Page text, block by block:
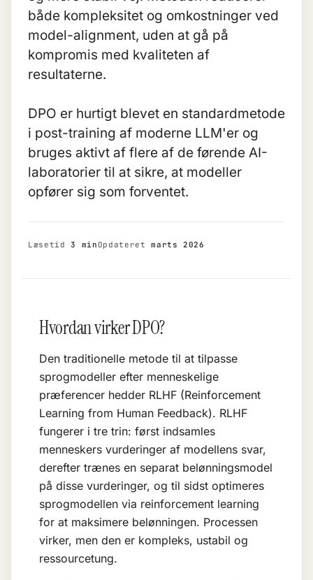
både kompleksitet og omkostninger ved
model-alignment, uden at gå på
kompromis med kvaliteten af
resultaterne.
DPO er hurtigt blevet en standardmetode
i post-training af moderne LLM'er og
bruges aktivt af flere af de førende AI-
laboratorier til at sikre, at modeller
opfører sig som forventet.
Læsetid3 min Opdateretmarts 2026
Hvordan virker DPO?
Den traditionelle metode til at tilpasse
sprogmodeller efter menneskelige
præferencer hedder RLHF (Reinforcement
Learning from Human Feedback). RLHF
fungerer i tre trin: først indsamles
menneskers vurderinger af modellens svar,
derefter trænes en separat belønningsmodel
på disse vurderinger, og til sidst optimeres
sprogmodellen via reinforcement learning
for at maksimere belønningen. Processen
virker, men den er kompleks, ustabil og
ressourcetung.